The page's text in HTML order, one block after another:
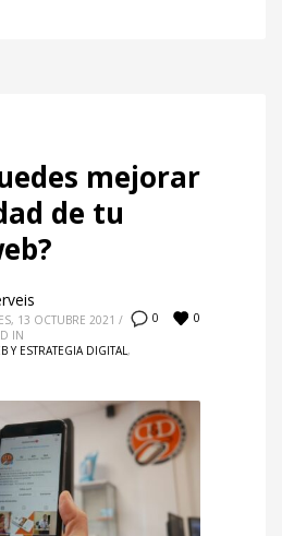
mejorar
de tu
0 0
13 OCTUBRE 2021 /
IN
Y ESTRATEGIA DIGITAL,